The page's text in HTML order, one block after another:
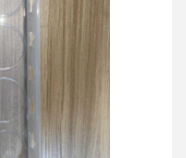
Σχετικά Με
Εμάς
Εργοστασίων